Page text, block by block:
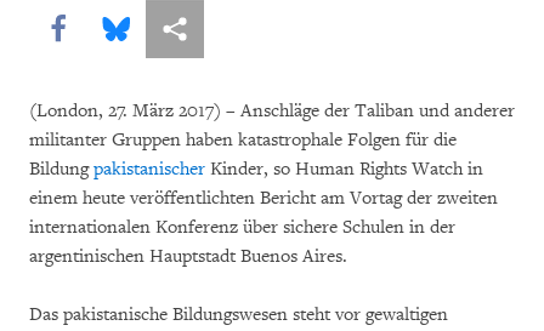
Share this via Facebook
Share this via Bluesky
More sharing options
(London, 27. März 2017) – Anschläge der Taliban und anderer
militanter Gruppen haben katastrophale Folgen für die
Bildungpakistanischer Kinder, so Human Rights Watch in
einem heute veröffentlichten Bericht am Vortag der zweiten
internationalen Konferenz über sichere Schulen in der
argentinischen Hauptstadt Buenos Aires.
Das pakistanische Bildungswesen steht vor gewaltigen